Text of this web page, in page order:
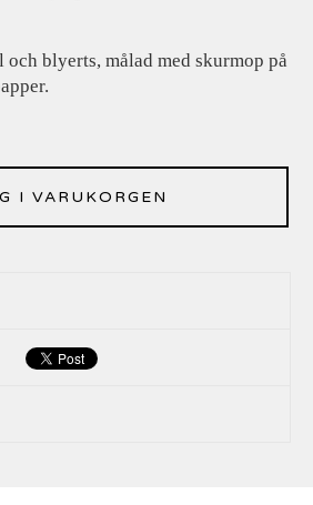
blyerts, målad med skurmop på
I VARUKORGEN